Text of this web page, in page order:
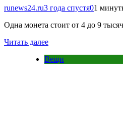
runews24.ru3 года спустя01
Одна монета стоит от 4 до 9
Читать далее
Вещи